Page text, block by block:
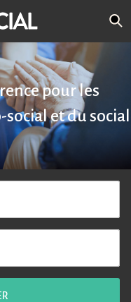
pour les
et du social